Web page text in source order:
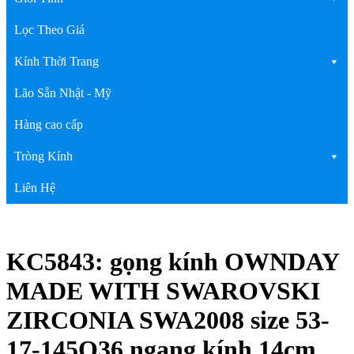
Lọc Theo Giá
Kính Thời Trang
Lão Sẵn Nhật - Mỹ
Hàng cao cấp
Tròng Kính
Liên Hệ
KC5843: gọng kính OWNDAY
MADE WITH SWAROVSKI
ZIRCONIA SWA2008 size 53-